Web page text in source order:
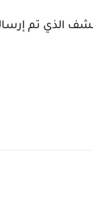
الذي تم